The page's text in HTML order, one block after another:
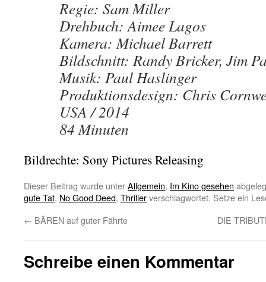
Regie: Sam Miller
Drehbuch: Aimee Lagos
Kamera: Michael Barrett
Bildschnitt: Randy Bricker, Jim
Musik: Paul Haslinger
Produktionsdesign: Chris
USA / 2014
84 Minuten
Bildrechte: Sony Pictures Releasing
Dieser Beitrag wurde unterAllgemein, Im Kino gesehen
gute Tat, No Good Deed, Thrillerverschlagwortet. Setze ein
← BÄREN auf guter Fährte DIE
Schreibe einen Kommentar